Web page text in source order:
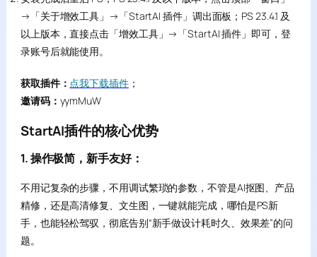
→「关于增效工具」→「StartAI 插件」调出面板；PS 23.4.1 及
以上版本，直接点击「增效工具」→「StartAI 插件」即可，登
录账号后就能使用。
获取插件： 点我下载插件；
邀请码： yymMuW
StartAI插件的核心优势
1. 操作极简，新手友好：
不用记复杂的步骤，不用调试繁琐的参数，不管是AI抠图、产品
精修，还是高清修复、文生图，一键就能完成，哪怕是PS新
手，也能轻松驾驭，彻底告别“新手做设计耗时久、效果差”的问
题。